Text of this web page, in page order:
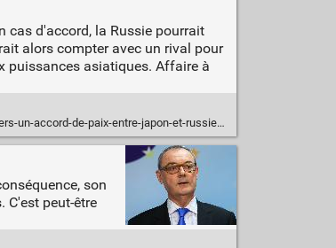
cas d'accord, la Russie pourrait
alors compter avec un rival pour
puissances asiatiques. Affaire à
un-accord-de-paix-entre-japon-et-russie/
son
C'est peut-être